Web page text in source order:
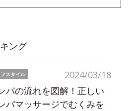
ング
2024/03/18
スタイル
パの流れを図解！正しい
パマッサージでむくみを